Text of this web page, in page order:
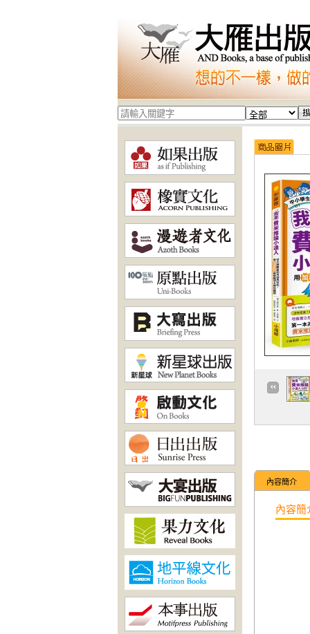
內容簡介
內容簡